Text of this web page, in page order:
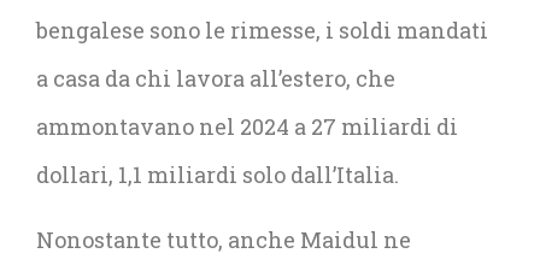
bengalese sono le rimesse, i soldi mandati
a casa da chi lavora all’estero, che
ammontavano nel 2024 a 27 miliardi di
dollari, 1,1 miliardi solo dall’Italia.
Nonostante tutto, anche Maidul ne